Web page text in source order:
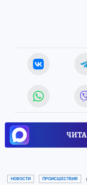
НОВОСТИ ПРОИСШЕСТВИЯ